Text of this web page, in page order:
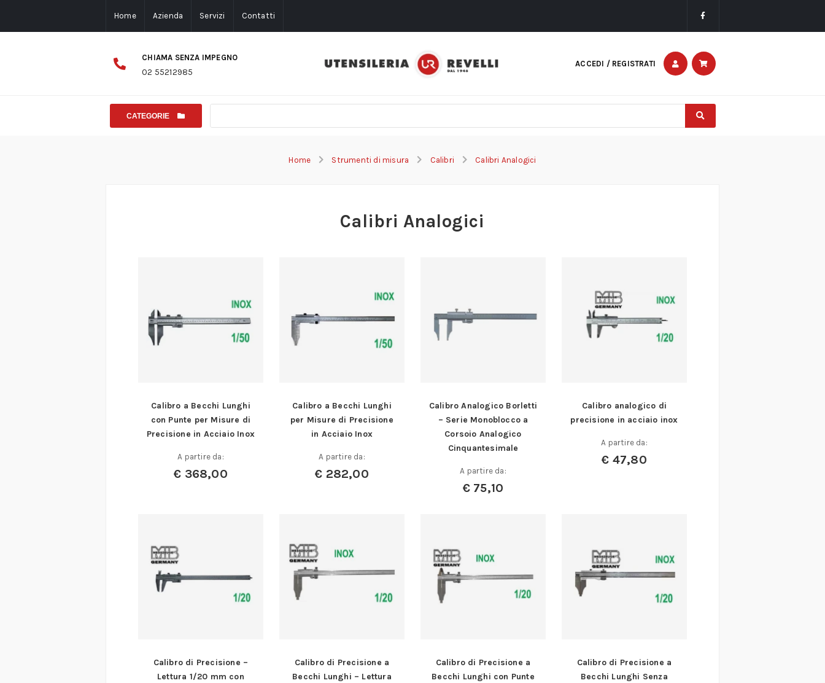
Home Azienda Servizi Contatti
CHIAMA SENZA IMPEGNO
02 55212985
ACCEDI / REGISTRATI
CATEGORIE
Home Strumenti di misura Calibri Calibri Analogici
Calibri Analogici
Calibro a Becchi Lunghi
con Punte per Misure di
Precisione in Acciaio Inox
A partire da:
€ 368,00
Calibro a Becchi Lunghi
per Misure di Precisione
in Acciaio Inox
A partire da:
€ 282,00
Calibro Analogico Borletti
– Serie Monoblocco a
Corsoio Analogico
Cinquantesimale
A partire da:
€ 75,10
Calibro analogico di
precisione in acciaio inox
A partire da:
€ 47,80
Calibro di Precisione –
Lettura 1/20 mm con
Calibro di Precisione a
Becchi Lunghi – Lettura
Calibro di Precisione a
Becchi Lunghi con Punte
Calibro di Precisione a
Becchi Lunghi Senza